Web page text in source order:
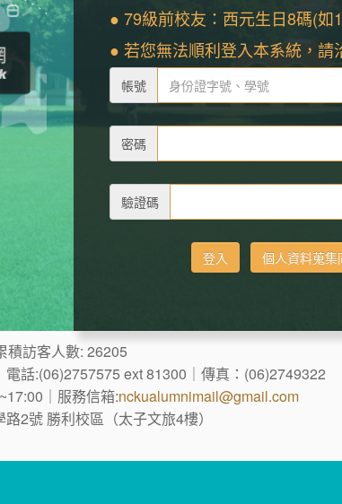
● 79級前校友：西元生日8碼(如
● 若您無法順利登入本系統，請
帳號
密碼
驗證碼
積訪客人數: 26205
話:(06)2757575 ext 81300｜傳真：(06)2749322
｜服務信箱:nckualumnimail@gmail.com
2號 勝利校區（太子文旅4樓）